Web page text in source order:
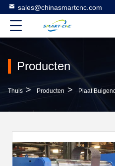
sales@chinasmartcnc.com
Producten
Thuis > Producten > Plaat